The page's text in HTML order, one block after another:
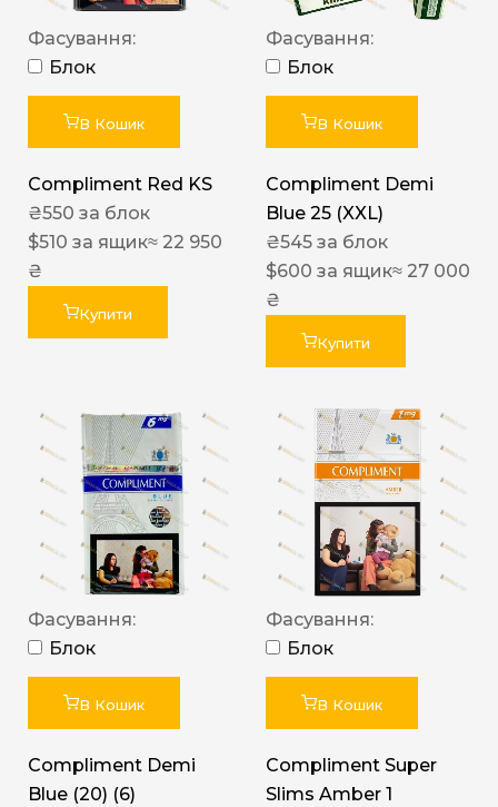
Фасування:
Блок
В Кошик
Compliment Red KS
₴550 за блок
$510 за ящик≈ 22 950
₴
Купити
Фасування:
Блок
В Кошик
Compliment Demi
Blue 25 (XXL)
₴545 за блок
$600 за ящик≈ 27 000
₴
Купити
Фасування:
Блок
В Кошик
Compliment Demi
Blue (20) (6)
Фасування:
Блок
В Кошик
Compliment Super
Slims Amber 1